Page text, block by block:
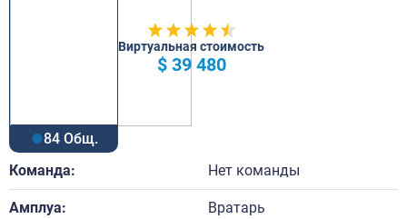
84 Общ.
Виртуальная стоимость
$ 39 480
Команда: Нет команды
Амплуа: Вратарь